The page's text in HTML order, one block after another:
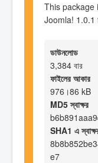
This package
Joomla! 1.0.1
ডাউনলোড
3,384 বার
ফাইলের আকার
976।86 kB
MD5 স্বাক্ষর
SHA1 এ
e7